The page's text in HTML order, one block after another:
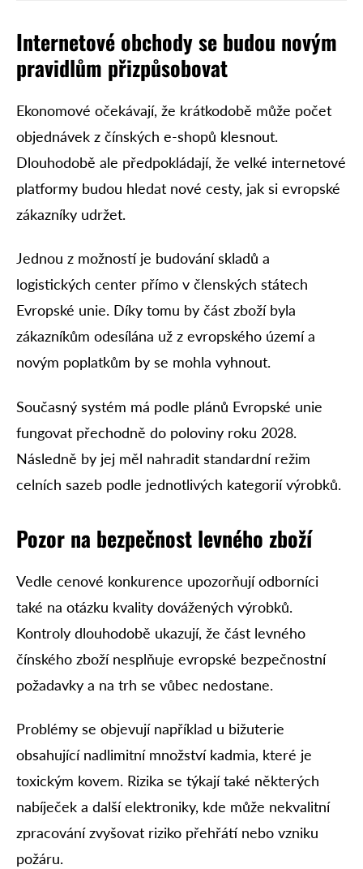
Internetové obchody se budou novým
pravidlům přizpůsobovat
Ekonomové očekávají, že krátkodobě může počet
objednávek z čínských e-shopů klesnout.
Dlouhodobě ale předpokládají, že velké internetové
platformy budou hledat nové cesty, jak si evropské
zákazníky udržet.
Jednou z možností je budování skladů a
logistických center přímo v členských státech
Evropské unie. Díky tomu by část zboží byla
zákazníkům odesílána už z evropského území a
novým poplatkům by se mohla vyhnout.
Současný systém má podle plánů Evropské unie
fungovat přechodně do poloviny roku 2028.
Následně by jej měl nahradit standardní režim
celních sazeb podle jednotlivých kategorií výrobků.
Pozor na bezpečnost levného zboží
Vedle cenové konkurence upozorňují odborníci
také na otázku kvality dovážených výrobků.
Kontroly dlouhodobě ukazují, že část levného
čínského zboží nesplňuje evropské bezpečnostní
požadavky a na trh se vůbec nedostane.
Problémy se objevují například u bižuterie
obsahující nadlimitní množství kadmia, které je
toxickým kovem. Rizika se týkají také některých
nabíječek a další elektroniky, kde může nekvalitní
zpracování zvyšovat riziko přehřátí nebo vzniku
požáru.